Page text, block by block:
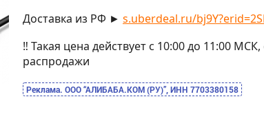
Доставка из РФ ► s.uberdeal.ru/
‼️ Такая цена действует с 10:00 до 11:00
распродажи
Реклама. ООО “АЛИБАБА.КОМ (РУ)”, ИНН 7703380158